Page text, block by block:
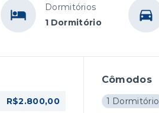
Dormitórios
1 Dormitório
Cômodos
1 Dormitório
R$2.800,00